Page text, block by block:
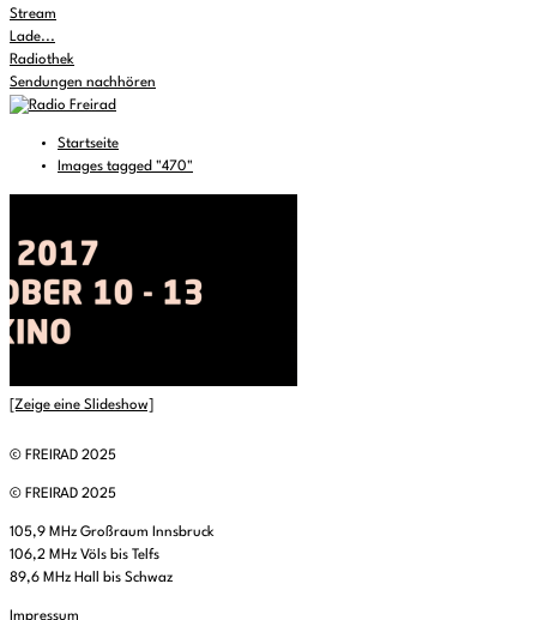
Stream
Lade...
Radiothek
Sendungen nachhören
Startseite
Images tagged "470"
[Zeige eine Slideshow]
© FREIRAD 2025
© FREIRAD 2025
105,9 MHz Großraum Innsbruck
106,2 MHz Völs bis Telfs
89,6 MHz Hall bis Schwaz
Impressum